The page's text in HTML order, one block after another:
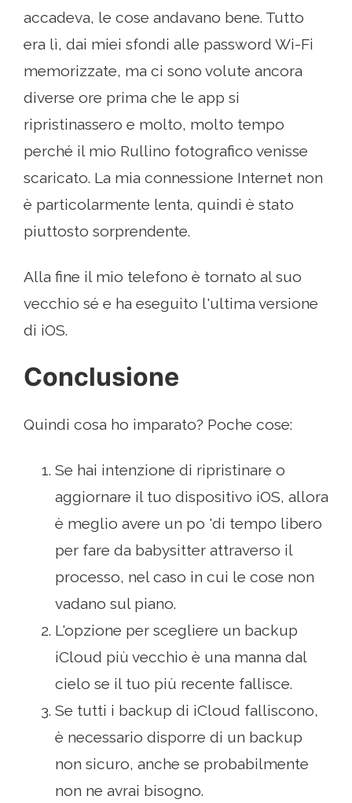
accadeva, le cose andavano bene. Tutto
era lì, dai miei sfondi alle password Wi-Fi
memorizzate, ma ci sono volute ancora
diverse ore prima che le app si
ripristinassero e molto, molto tempo
perché il mio Rullino fotografico venisse
scaricato. La mia connessione Internet non
è particolarmente lenta, quindi è stato
piuttosto sorprendente.
Alla fine il mio telefono è tornato al suo
vecchio sé e ha eseguito l'ultima versione
di iOS.
Conclusione
Quindi cosa ho imparato? Poche cose:
Se hai intenzione di ripristinare o
aggiornare il tuo dispositivo iOS, allora
è meglio avere un po 'di tempo libero
per fare da babysitter attraverso il
processo, nel caso in cui le cose non
vadano sul piano.
L'opzione per scegliere un backup
iCloud più vecchio è una manna dal
cielo se il tuo più recente fallisce.
Se tutti i backup di iCloud falliscono,
è necessario disporre di un backup
non sicuro, anche se probabilmente
non ne avrai bisogno.